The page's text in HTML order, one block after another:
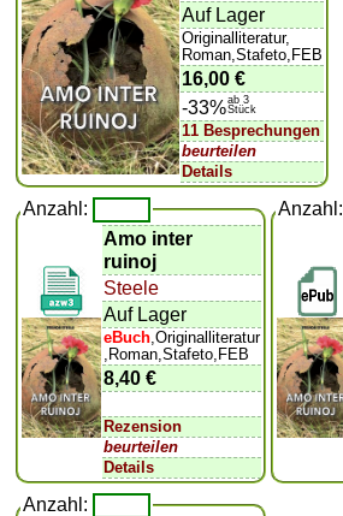
Auf Lager
Originalliteratur,
Roman,Stafeto,FEB
16,00 €
-33%ab 3
Stück
11 Besprechungen
beurteilen
Details
Anzahl:
Amo inter
ruinoj
Steele
Auf Lager
eBuch ,Originalliteratur
,Roman,Stafeto,FEB
8,40 €
Rezension
beurteilen
Details
Anzahl:
Anzahl: